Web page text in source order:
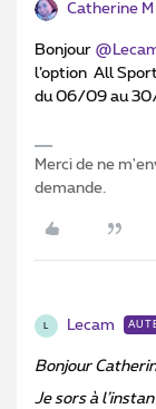
Catherine M
Bonjour
l’option All
du 06/09 au
Merci de ne
demande.
Lecam
Bonjour
Je sors à